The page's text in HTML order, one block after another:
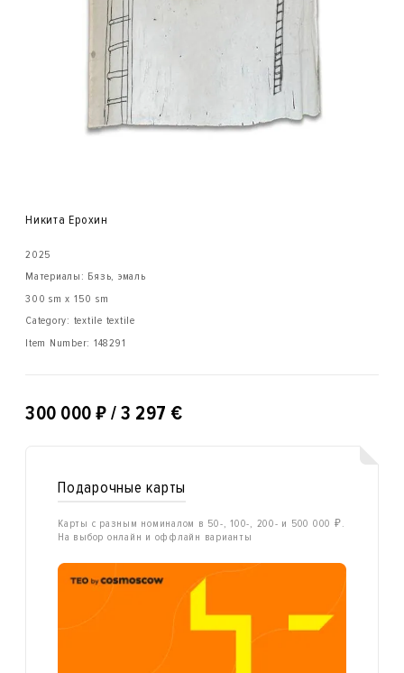
Никита Ерохин
2025
Материалы: Бязь, эмаль
300 sm x 150 sm
Category: textile textile
Item Number: 148291
300 000 ₽ / 3 297 €
Подарочные карты
Карты с разным номиналом в 50-, 100-, 200- и 500 000 ₽.
На выбор онлайн и оффлайн варианты